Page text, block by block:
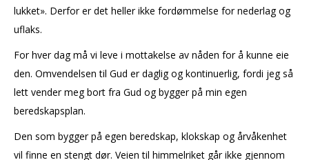
lukket». Derfor er det heller ikke fordømmelse for nederlag og
uflaks.
For hver dag må vi leve i mottakelse av nåden for å kunne eie
den. Omvendelsen til Gud er daglig og kontinuerlig, fordi jeg så
lett vender meg bort fra Gud og bygger på min egen
beredskapsplan.
Den som bygger på egen beredskap, klokskap og årvåkenhet
vil finne en stengt dør. Veien til himmelriket går ikke gjennom